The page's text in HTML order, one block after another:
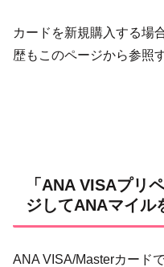
カードを新規購入する場
歴もこのページから参照
「ANA VISAプリ
ジしてANAマイル
ANA VISA/Masterカード